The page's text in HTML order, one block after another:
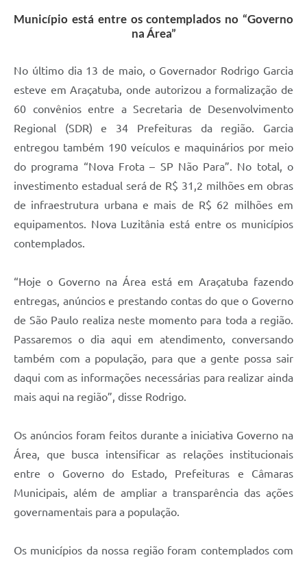
Serviços Online
Transparência
Enquete
Jornal
Diário Oficial
SIC
Município está entre os contemplados no “Governo
na Área”
No último dia 13 de maio, o Governador Rodrigo Garcia
esteve em Araçatuba, onde autorizou a formalização de
60 convênios entre a Secretaria de Desenvolvimento
Regional (SDR) e 34 Prefeituras da região. Garcia
entregou também 190 veículos e maquinários por meio
do programa “Nova Frota – SP Não Para”. No total, o
investimento estadual será de R$ 31,2 milhões em obras
de infraestrutura urbana e mais de R$ 62 milhões em
equipamentos. Nova Luzitânia está entre os municípios
contemplados.
“Hoje o Governo na Área está em Araçatuba fazendo
entregas, anúncios e prestando contas do que o Governo
de São Paulo realiza neste momento para toda a região.
Passaremos o dia aqui em atendimento, conversando
também com a população, para que a gente possa sair
daqui com as informações necessárias para realizar ainda
mais aqui na região”, disse Rodrigo.
Os anúncios foram feitos durante a iniciativa Governo na
Área, que busca intensificar as relações institucionais
entre o Governo do Estado, Prefeituras e Câmaras
Municipais, além de ampliar a transparência das ações
governamentais para a população.
Os municípios da nossa região foram contemplados com